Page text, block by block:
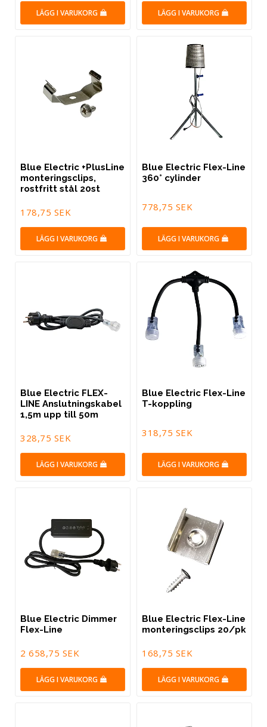
LÄGG I VARUKORG LÄGG I VARUKORG
Blue Electric +PlusLine
monteringsclips,
rostfritt stål 20st
178,75 SEK
LÄGG I VARUKORG
Blue Electric Flex-Line
360° cylinder
778,75 SEK
LÄGG I VARUKORG
Blue Electric FLEX-
LINE Anslutningskabel
1,5m upp till 50m
328,75 SEK
LÄGG I VARUKORG
Blue Electric Flex-Line
T-koppling
318,75 SEK
LÄGG I VARUKORG
Blue Electric Dimmer
Flex-Line
2 658,75 SEK
LÄGG I VARUKORG
Blue Electric Flex-Line
monteringsclips 20/pk
168,75 SEK
LÄGG I VARUKORG